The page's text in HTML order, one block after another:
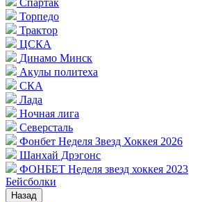
Спартак
Торпедо
Трактор
ЦСКА
Динамо Минск
Акулы политеха
СКА
Лада
Ночная лига
Северсталь
Фонбет Неделя Звезд Хоккея 2026
Шанхай Дрэгонс
ФОНБЕТ Неделя звезд хоккея 2023
Бейсболки
Назад